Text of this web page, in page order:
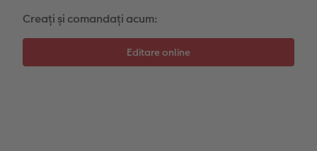
Accesorii
Creați și comandați acum: